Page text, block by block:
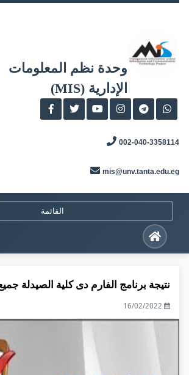
وحدة نظم المعلومات
الإدارية (MIS)
002-040-3358114
mis@unv.tanta.edu.eg
القائمة
نتيجة برنامج الفارم دى كلية الصيدلة
16/02/2022